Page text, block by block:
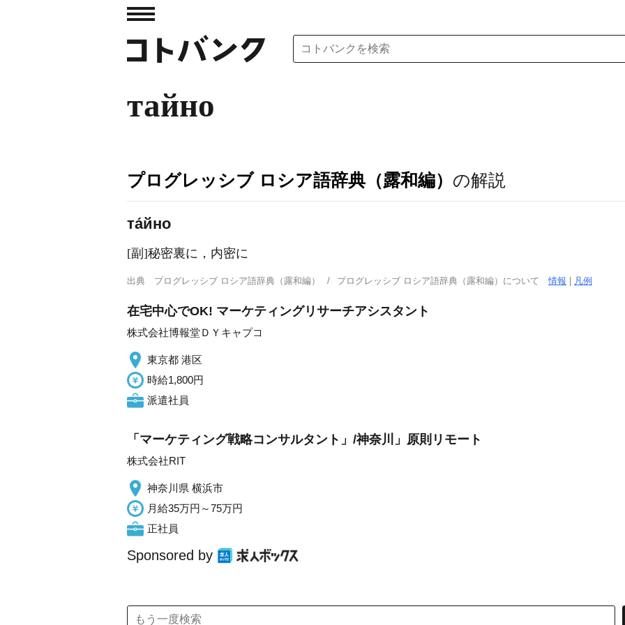
тайно
プログレッシブ ロシア語辞典（露和編） の解説
та́йно
[副]秘密裏に，内密に
出典 プログレッシブ ロシア語辞典（露和編） プログレッシブ ロシア語辞典（露和編）について情報 凡例
在宅中心でOK! マーケティングリサーチアシスタント
株式会社博報堂ＤＹキャプコ
東京都 港区
時給1,800円
派遣社員
「マーケティング戦略コンサルタント」/神奈川」原則リモート
株式会社RIT
神奈川県 横浜市
月給35万円～75万円
正社員
Sponsored by